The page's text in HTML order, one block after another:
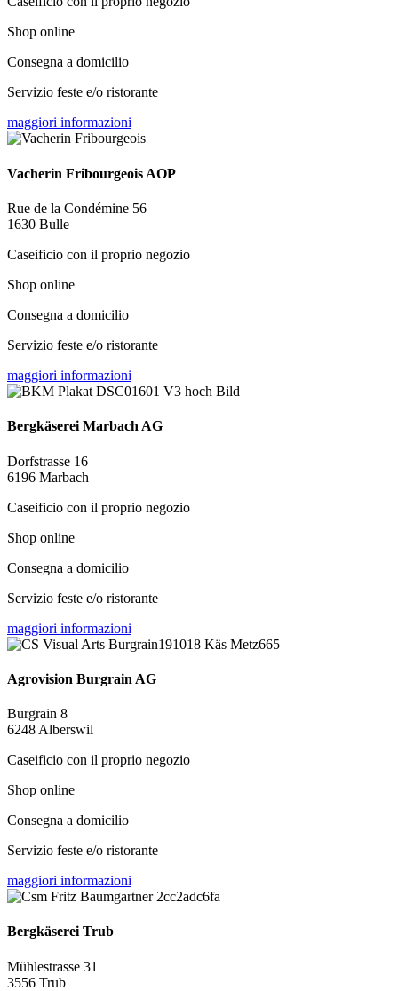
Shop online
Consegna a domicilio
Servizio feste e/o ristorante
maggiori informazioni
Vacherin Fribourgeois AOP
Rue de la Condémine 56
1630 Bulle
Caseificio con il proprio negozio
Shop online
Consegna a domicilio
Servizio feste e/o ristorante
maggiori informazioni
Bergkäserei Marbach AG
Dorfstrasse 16
6196 Marbach
Caseificio con il proprio negozio
Shop online
Consegna a domicilio
Servizio feste e/o ristorante
maggiori informazioni
Agrovision Burgrain AG
Burgrain 8
6248 Alberswil
Caseificio con il proprio negozio
Shop online
Consegna a domicilio
Servizio feste e/o ristorante
maggiori informazioni
Bergkäserei Trub
Mühlestrasse 31
3556 Trub